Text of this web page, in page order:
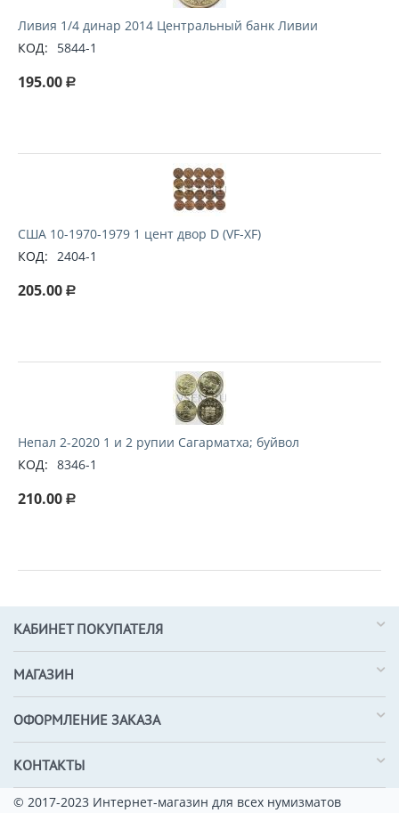
Ливия 1/4 динар 2014 Центральный банк Ливии
КОД:
5844-1
195.00 Р
США 10-1970-1979 1 цент двор D (VF-XF)
КОД: 2404-1
205.00 Р
Непал 2-2020 1 и 2 рупии Сагарматха; буйвол
КОД: 8346-1
210.00 Р
КАБИНЕТ ПОКУПАТЕЛЯ
МАГАЗИН
ОФОРМЛЕНИЕ ЗАКАЗА
КОНТАКТЫ
© 2017-2023 Интернет-магазин для всех нумизматов